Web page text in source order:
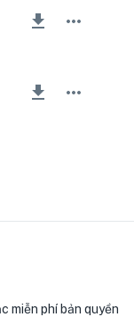
miễn phí bản quyền